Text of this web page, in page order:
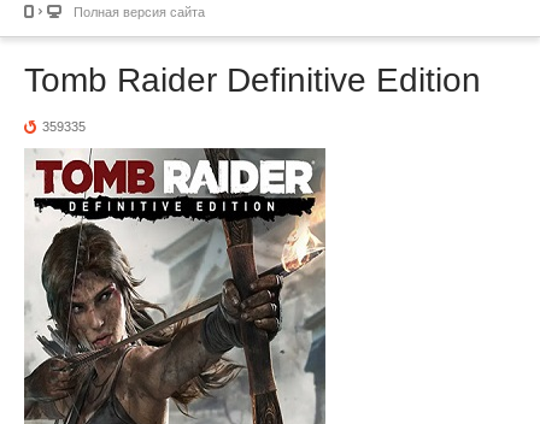
Полная версия сайта
Tomb Raider Definitive Edition
359335